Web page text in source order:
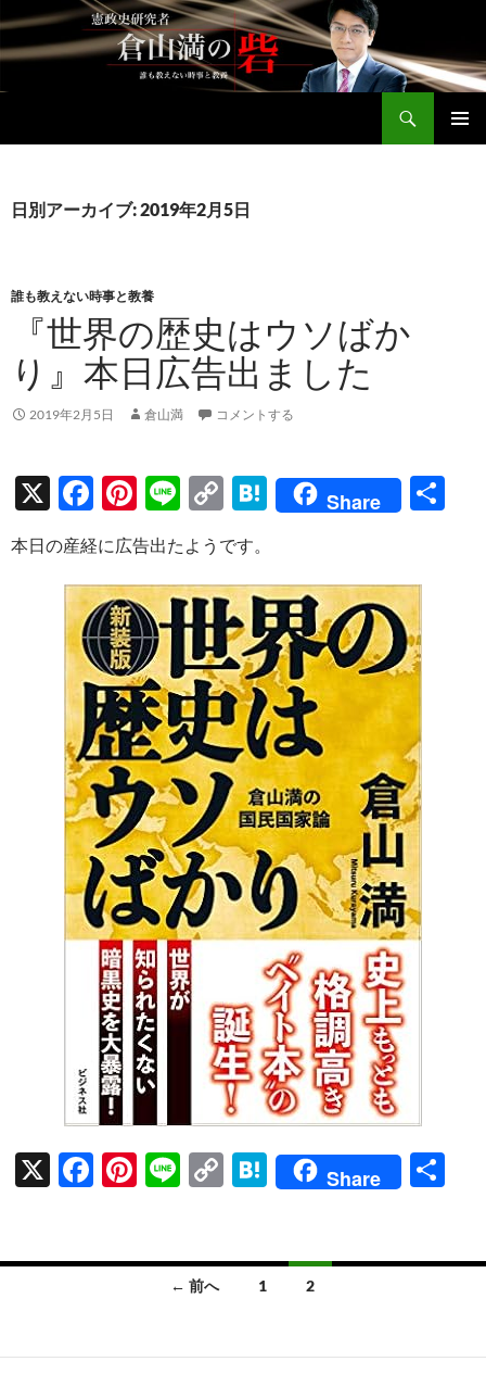
テ
ン
へ
ッ
日別アーカイブ: 2019年2月5日
誰も教えない時事と教養
『世界の歴史はウソばか
り』本日広告出ました
2019年2月5日 倉山満 コメントする
X
F
ac
e
b
o
o
k
Pi
nt
er
es
t
Li
n
e
C
p
y
Li
n
k
H
n
a
Share
本日の産経に広告出たようです。
X
F
b
Pi
es
Li
C
y
H
n
Share
ナ
← 前へ 1 2